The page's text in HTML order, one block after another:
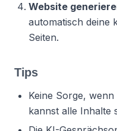
Website
automatisch deine
Seiten.
Tips
Keine Sorge,
kannst alle Inhalte